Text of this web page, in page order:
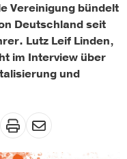
Vereinigung bündelt
Deutschlandseit
Lutz Leif Linden,
im Interview über
und